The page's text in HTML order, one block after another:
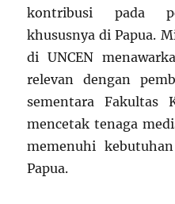
kontribusi pada
khususnya di Papua.
di UNCEN
relevan dengan
sementara Fakultas
mencetak tenaga
memenuhi
Papua.